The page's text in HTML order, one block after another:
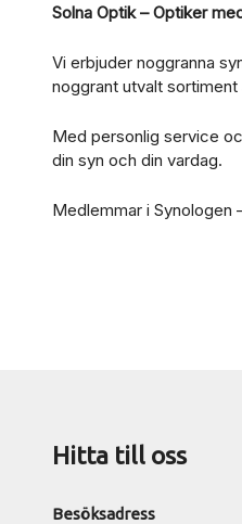
Solna Optik – Optiker
Vi erbjuder noggranna
noggrant utvalt sortiment
Med personlig service
din syn och din vardag.
Medlemmar i
Hitta till oss
Besöksadress